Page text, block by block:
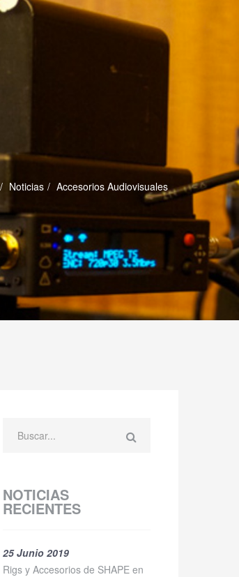
Noticias Accesorios Audiovisuales
NOTICIAS
RECIENTES
25 Junio 2019
Rigs y Accesorios de SHAPE en